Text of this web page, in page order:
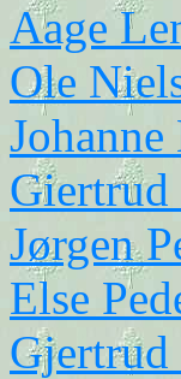
Aage
Ole
Jørgen
Else